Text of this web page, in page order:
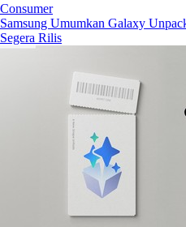
Consumer
Samsung Umumkan Galaxy
Segera Rilis